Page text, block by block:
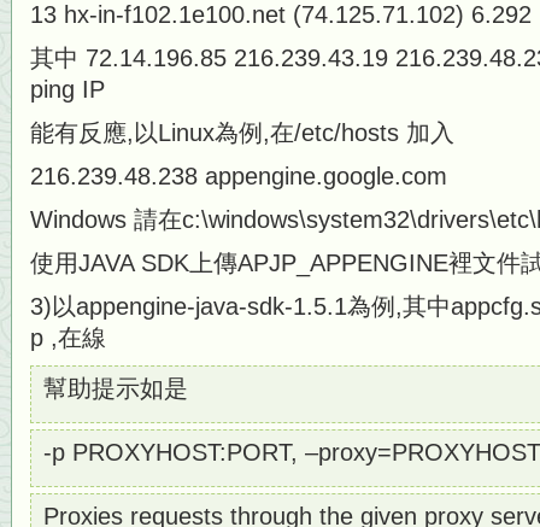
13 hx-in-f102.1e100.net (74.125.71.102)
其中 72.14.196.85 216.239.43.19
ping IP
能有反應,以Linux為例,在/etc/hosts 加入
216.239.48.238 appengine.google.com
Windows 請在
使用JAVA SDK上傳APJP_APPENGINE裡文件
3)以appengine-java-sdk-1.5.1為例,其中
p ,在線
幫助提示如是
-p PROXYHOST:PORT,
Proxies requests through the given proxy